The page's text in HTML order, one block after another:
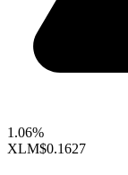
1.06%
XLM$0.1627